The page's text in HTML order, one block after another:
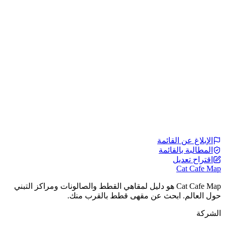
الإبلاغ عن القائمة
المطالبة بالقائمة
اقتراح تعديل
Cat Cafe Map
Cat Cafe Map هو دليل لمقاهي القطط والصالونات ومراكز التبني
حول العالم. ابحث عن مقهى قطط بالقرب منك.
الشركة